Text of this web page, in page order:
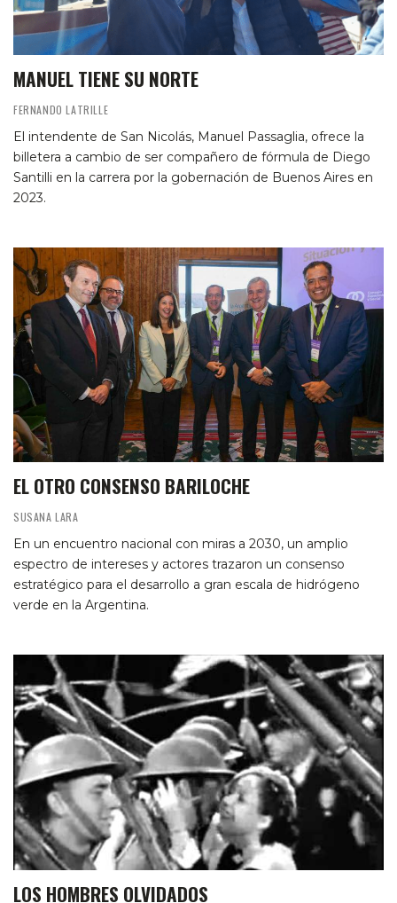
MANUEL TIENE SU NORTE
FERNANDO LATRILLE
El intendente de San Nicolás, Manuel Passaglia, ofrece la
billetera a cambio de ser compañero de fórmula de Diego
Santilli en la carrera por la gobernación de Buenos Aires en
2023.
EL OTRO CONSENSO BARILOCHE
SUSANA LARA
En un encuentro nacional con miras a 2030, un amplio
espectro de intereses y actores trazaron un consenso
estratégico para el desarrollo a gran escala de hidrógeno
verde en la Argentina.
LOS HOMBRES OLVIDADOS